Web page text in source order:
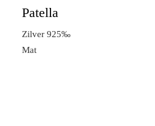
Patella
Zilver 925‰
Mat